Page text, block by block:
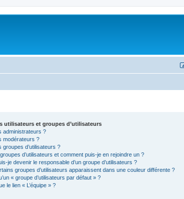
utilisateurs et groupes d’utilisateurs
administrateurs ?
modérateurs ?
groupes d’utilisateurs ?
d’utilisateurs et comment puis-je en rejoindre un ?
je devenir le responsable d’un groupe d’utilisateurs ?
groupes d’utilisateurs apparaissent dans une couleur différente ?
« groupe d’utilisateurs par défaut » ?
le lien « L’équipe » ?